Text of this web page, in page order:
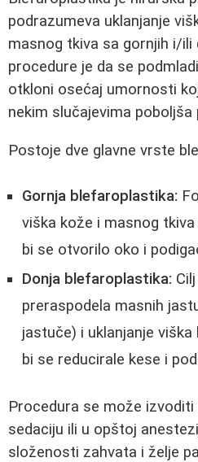
podrazumeva uklanjanje
masnog tkiva sa gornjih i/ili
procedure je da se
otkloni osećaj umornosti
nekim slučajevima poboljša
Postoje dve glavne vrste
Gornja blefaroplastika:
viška kože i masnog
bi se otvorilo oko i
Donja blefaroplastika:
preraspodela masnih
jastuče) i uklanjanje
bi se reducirale kese i
Procedura se može
sedaciju ili u opštoj
složenosti zahvata i želje